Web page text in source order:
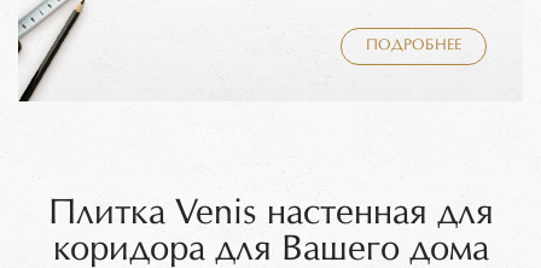
ПОДРОБНЕЕ
Плитка Venis настенная для
коридора для Вашего дома